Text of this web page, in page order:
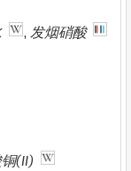
, 发烟硝酸
(II)